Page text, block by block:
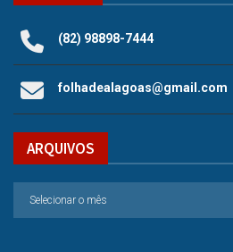
(82) 98898-7444
folhadealagoas@gmail.com
ARQUIVOS